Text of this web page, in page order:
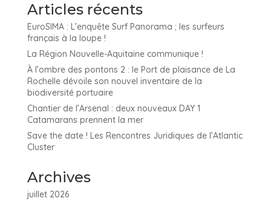
Articles récents
EuroSIMA : L’enquête Surf Panorama ; les surfeurs
français à la loupe !
La Région Nouvelle-Aquitaine communique !
À l’ombre des pontons 2 : le Port de plaisance de La
Rochelle dévoile son nouvel inventaire de la
biodiversité portuaire
Chantier de l’Arsenal : deux nouveaux DAY 1
Catamarans prennent la mer
Save the date ! Les Rencontres Juridiques de l’Atlantic
Cluster
Archives
juillet 2026